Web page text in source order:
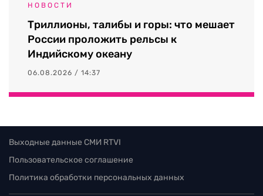
НОВОСТИ
Триллионы, талибы и горы: что мешает
России проложить рельсы к
Индийскому океану
06.08.2026 / 14:37
Выходные данные СМИ RTVI
Пользовательское соглашение
Политика обработки персональных данных